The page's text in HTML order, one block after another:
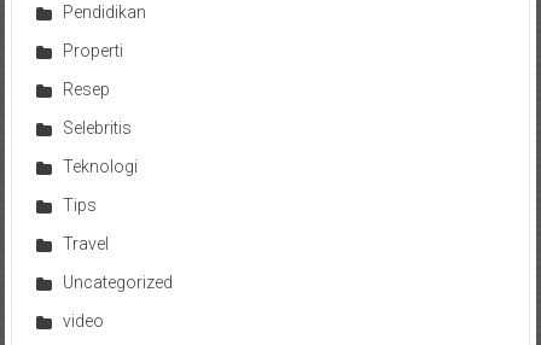
Pendidikan
Properti
Resep
Selebritis
Teknologi
Tips
Travel
Uncategorized
video